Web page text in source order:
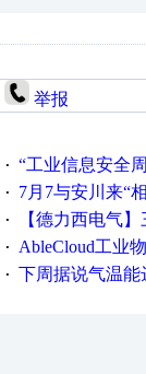
举报
· “工业信息安全周之我见”
· 7月7与安川来“
· 【德力西电气】三
· AbleCloud工业物联
· 下周据说气温能